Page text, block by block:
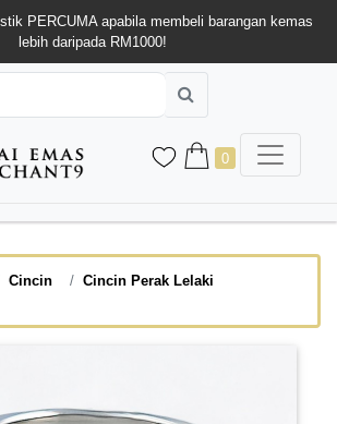
PERCUMA apabila membeli barangan kemas
lebih daripada RM1000!
0
Cincin
Cincin Perak Lelaki